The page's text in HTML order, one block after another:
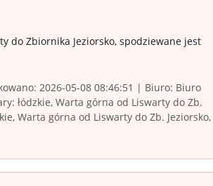
do Zbiornika Jeziorsko, spodziewane jest
2026-05-08 08:46:51 | Biuro: Biuro
łódzkie, Warta górna od Liswarty do Zb.
Warta górna od Liswarty do Zb. Jeziorsko,